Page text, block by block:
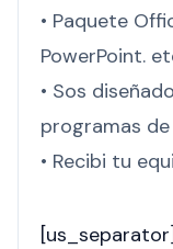
• Paquete
PowerPoint.
• Sos
programas
• Recibi tu
[us_separator]